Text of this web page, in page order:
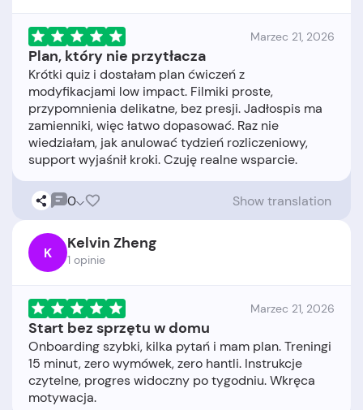
Marzec 21, 2026
Plan, który nie przytłacza
Krótki quiz i dostałam plan ćwiczeń z
modyfikacjami low impact. Filmiki proste,
przypomnienia delikatne, bez presji. Jadłospis ma
zamienniki, więc łatwo dopasować. Raz nie
wiedziałam, jak anulować tydzień rozliczeniowy,
0 Show translation
K Kelvin Zheng
1 opinie
Marzec 21, 2026
Start bez sprzętu w domu
Onboarding szybki, kilka pytań i mam plan. Treningi
15 minut, zero wymówek, zero hantli. Instrukcje
czytelne, progres widoczny po tygodniu. Wkręca